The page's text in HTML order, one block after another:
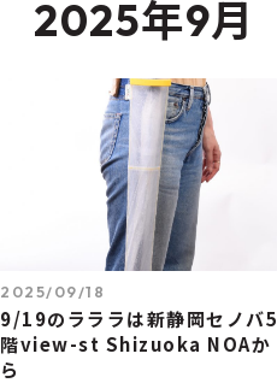
2025年9月
2025/09/18
9/19のラララは新静岡セノバ5
階view-st Shizuoka NOAか
ら